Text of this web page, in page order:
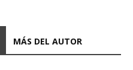
MÁS DEL AUTOR